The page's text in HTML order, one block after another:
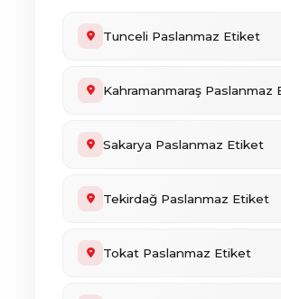
Tunceli Paslanmaz Etiket
Kahramanmaraş Paslanmaz
Sakarya Paslanmaz Etiket
Tekirdağ Paslanmaz Etiket
Tokat Paslanmaz Etiket